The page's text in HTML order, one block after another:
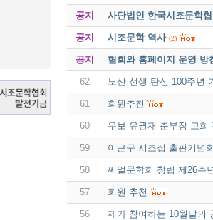
공지 사단법인 한국시조문학
공지 시조문학 역사 (2)
공지 협회와 홈페이지 운영 방
62 노산 선생 탄신 100주년
61 회원추천
60 우보 유권재 춘부장 고희
59 이근구 시조집 출판기념
58 씨얼문학회 창립 제26주
57 회원 추천
56 제가 참여하는 10월달의